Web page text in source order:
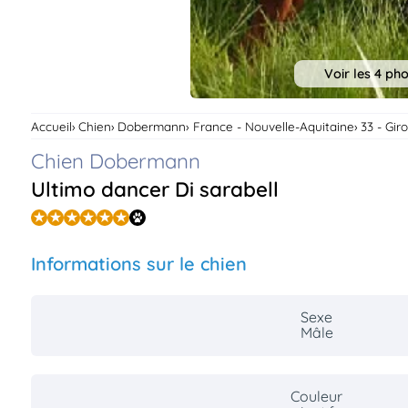
Voir les 4
Accueil Chien Dobermann France - Nouvelle-Aquitaine 33 -
Chien Dobermann
Ultimo dancer Di sarabell
Informations sur le chien
Sexe
Mâle
Couleur